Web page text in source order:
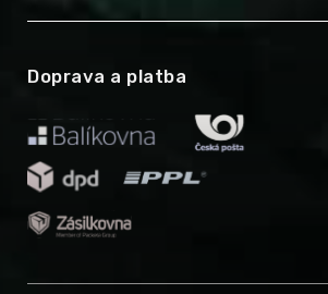
Doprava a platba